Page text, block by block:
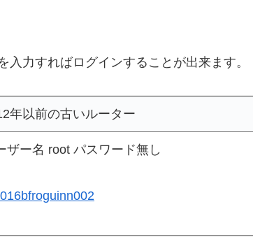
力すればログインすることが出来ます。
年以前の古いルーター
ザー名 root パスワード無し